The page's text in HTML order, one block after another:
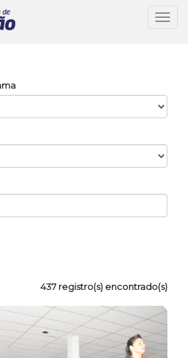
437 registro(s) encontrado(s)